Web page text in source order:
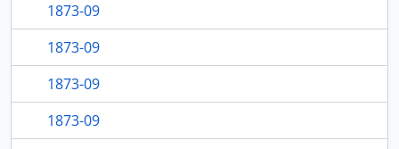
1873-09
1873-09
1873-09
1873-09